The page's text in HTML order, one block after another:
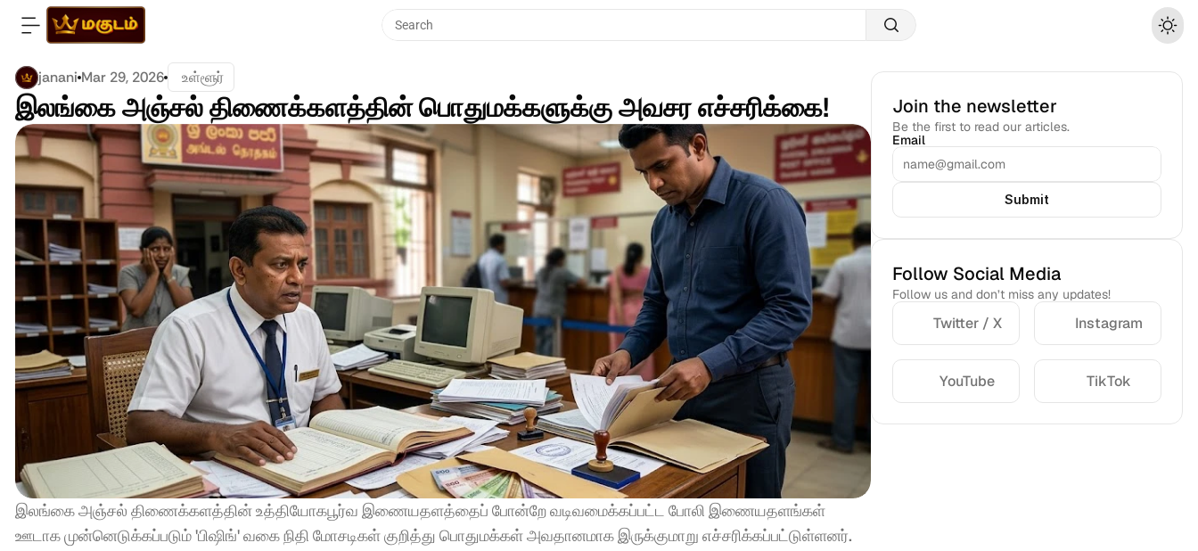
Search
janani Mar 29, 2026 உள்ளூர்
இலங்கை அஞ்சல் திணைக்களத்தின் பொதுமக்களுக்கு அவசர எச்சரிக்கை!
இலங்கை அஞ்சல் திணைக்களத்தின் உத்தியோகபூர்வ இணையதளத்தைப் போன்றே வடிவமைக்கப்பட்ட போலி இணையதளங்கள்
ஊடாக முன்னெடுக்கப்படும் 'பிஷிங்' வகை நிதி மோசடிகள் குறித்து பொதுமக்கள் அவதானமாக இருக்குமாறு எச்சரிக்கப்பட்டுள்ளனர்.
Join the newsletter
Be the first to read our articles.
Email
Submit
Follow Social Media
Follow us and don’t miss any updates!
Twitter / X Instagram
YouTube TikTok